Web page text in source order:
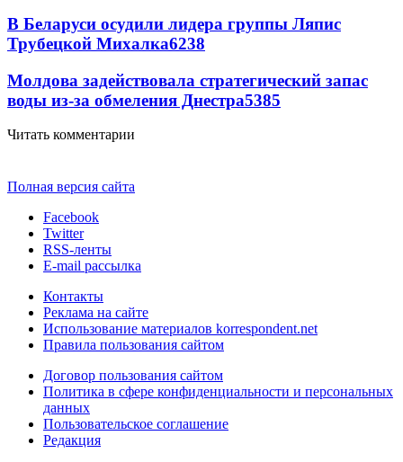
В Беларуси осудили лидера группы Ляпис
Трубецкой Михалка6238
Молдова задействовала стратегический запас
воды из-за обмеления Днестра5385
Читать комментарии
Полная версия сайта
Facebook
Twitter
RSS-ленты
E-mail рассылка
Контакты
Реклама на сайте
Использование материалов korrespondent.net
Правила пользования сайтом
Договор пользования сайтом
Политика в сфере конфиденциальности и персональных
данных
Пользовательское соглашение
Редакция